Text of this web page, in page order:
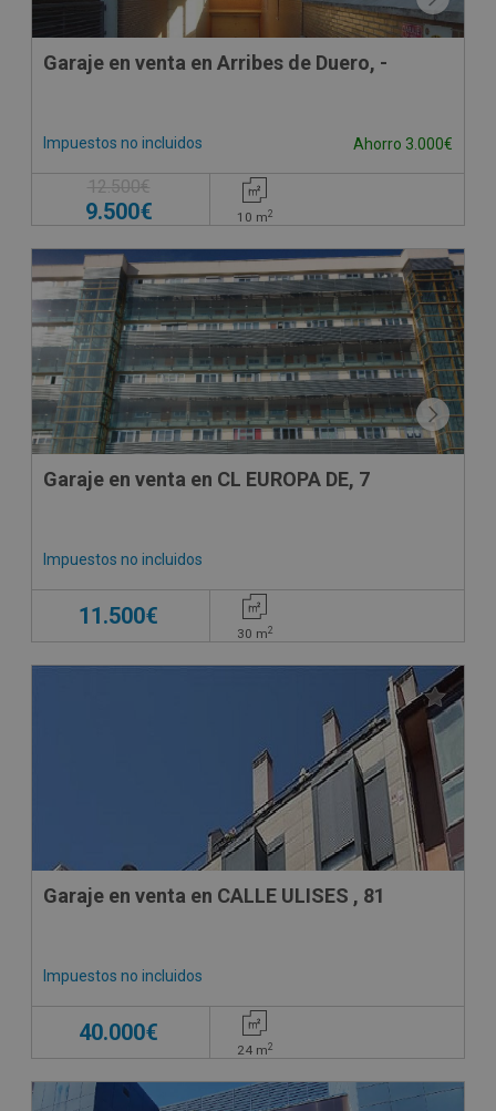
Garaje en venta en Arribes de Duero, -
Impuestos no incluidos Ahorro 3.000€
12.500€
9.500€ 10 m2
Garaje en venta en CL EUROPA DE, 7
Impuestos no incluidos
11.500€
30 m2
Garaje en venta en CALLE ULISES , 81
Impuestos no incluidos
40.000€
24 m2